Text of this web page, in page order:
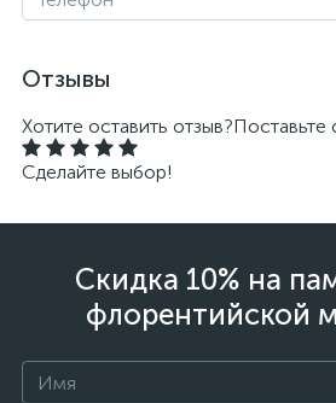
Отзывы
Хотите оставить отзыв?Поставьте
Сделайте выбор!
Скидка 10% на
флорентийской